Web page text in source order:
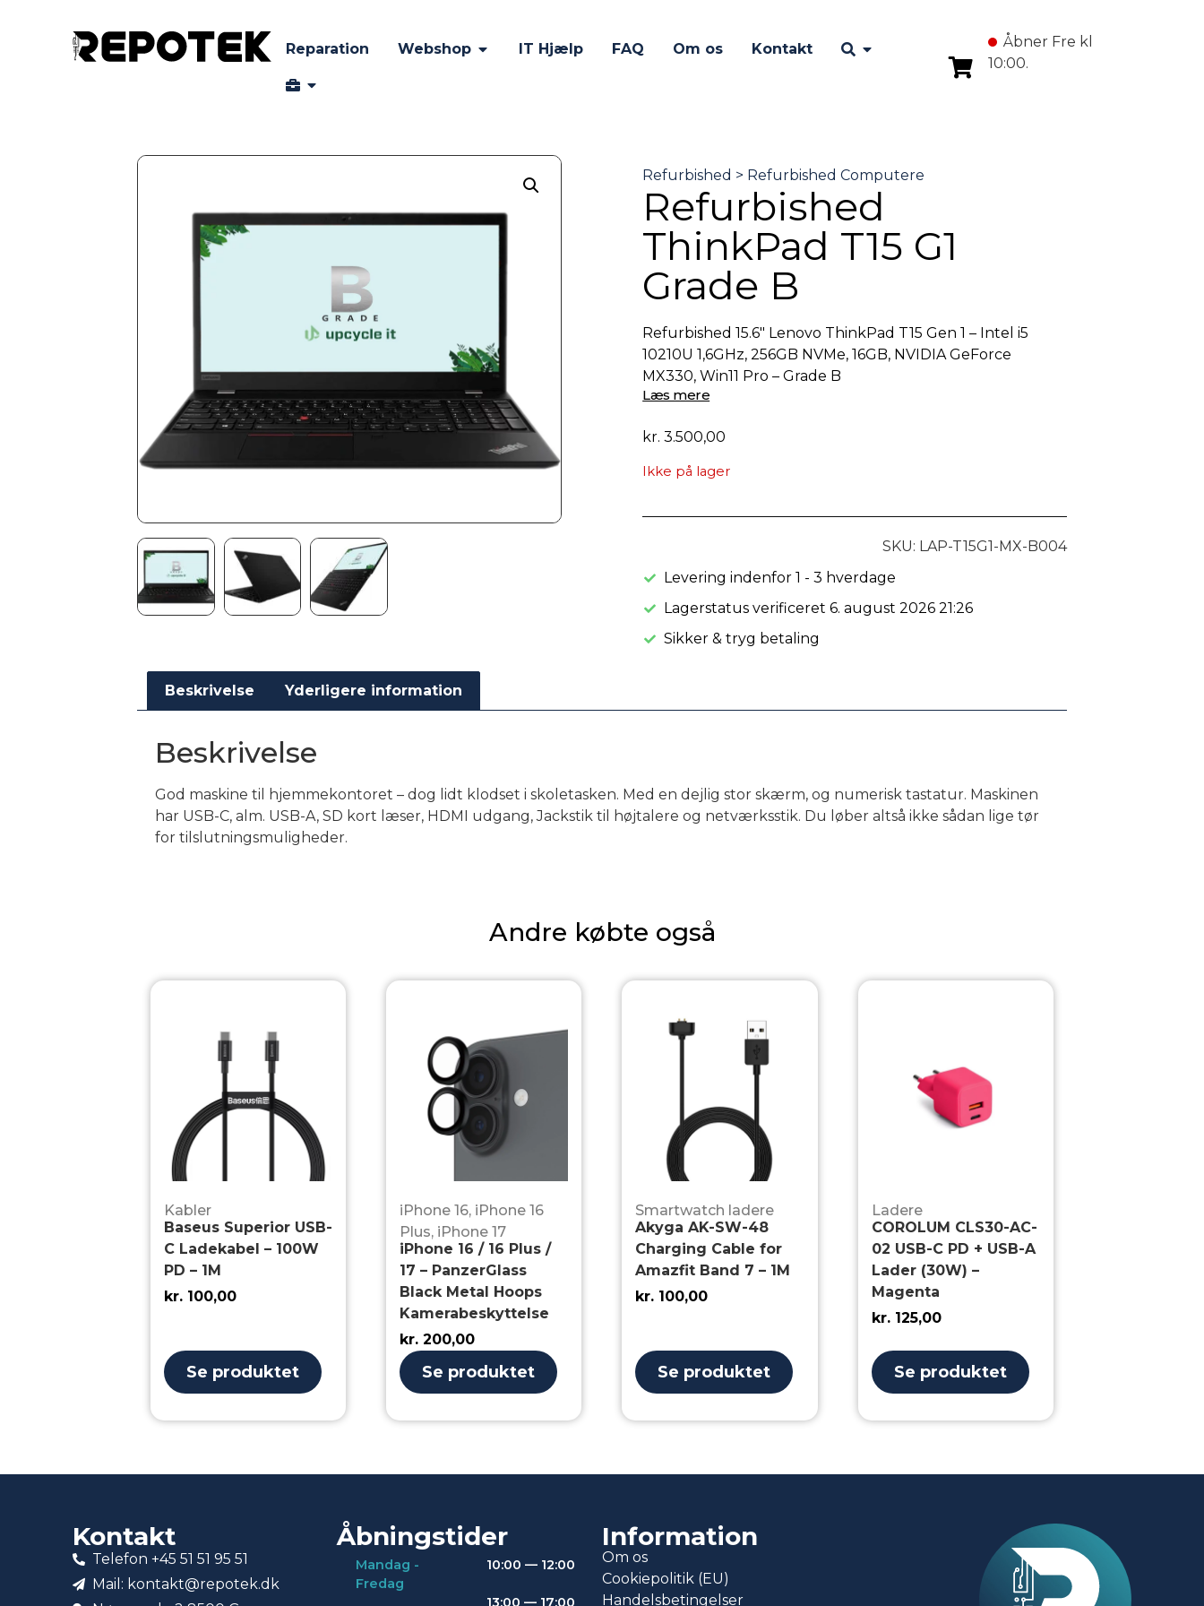
Reparation Webshop IT Hjælp FAQ Om os Kontakt
Åbner Fre kl
10:00.
Refurbished
ThinkPad T15 G1
Grade B
Refurbished 15.6″ Lenovo ThinkPad T15 Gen 1 – Intel i5
10210U 1,6GHz, 256GB NVMe, 16GB, NVIDIA GeForce
MX330, Win11 Pro – Grade B
Læs mere
kr. 3.500,00
Ikke på lager
SKU: LAP-T15G1-MX-B004
Levering indenfor 1 - 3 hverdage
Lagerstatus verificeret 6. august 2026 21:26
Sikker & tryg betaling
Beskrivelse Yderligere information
Beskrivelse
God maskine til hjemmekontoret – dog lidt klodset i skoletasken. Med en dejlig stor skærm, og numerisk tastatur. Maskinen
har USB-C, alm. USB-A, SD kort læser, HDMI udgang, Jackstik til højtalere og netværksstik. Du løber altså ikke sådan lige tør
for tilslutningsmuligheder.
Andre købte også
Kabler
Baseus Superior USB-
C Ladekabel – 100W
PD – 1M
kr.100,00
Se produktet
iPhone 16, iPhone 16
Plus, iPhone 17
iPhone 16 / 16 Plus /
17 – PanzerGlass
Black Metal Hoops
Kamerabeskyttelse
kr. 200,00
Se produktet
Smartwatch ladere
Akyga AK-SW-48
Charging Cable for
Amazfit Band 7 – 1M
kr. 100,00
Se produktet
Ladere
COROLUM CLS30-AC-
02 USB-C PD + USB-A
Lader (30W) –
Magenta
kr.125,00
Se produktet
Kontakt
Telefon +45 51 51 95 51
Mail: kontakt@repotek.dk
Åbningstider
Mandag -
Fredag
10:00 — 12:00
13:00 — 17:00
Information
Om os
Cookiepolitik (EU)
Handelsbetingelser